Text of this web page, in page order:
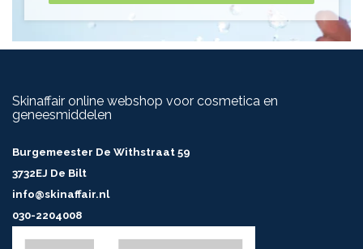
Skinaffair online webshop voor cosmetica en
geneesmiddelen
Burgemeester De Withstraat 59
3732EJ De Bilt
info@skinaffair.nl
030-2204008